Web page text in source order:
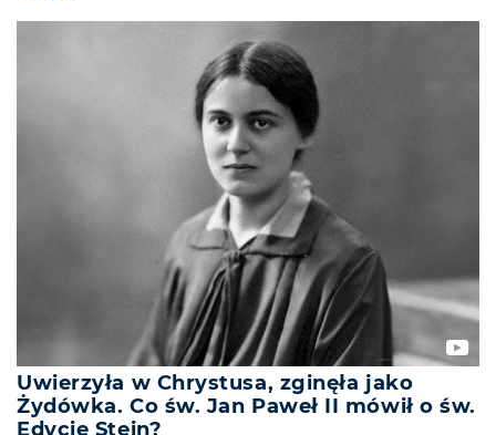
Uwierzyła w Chrystusa, zginęła jako
Żydówka. Co św. Jan Paweł II mówił o św.
Edycie Stein?